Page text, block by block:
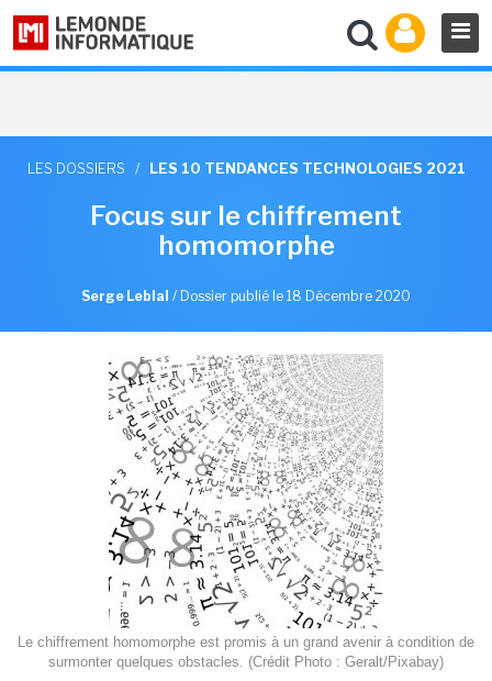
LES DOSSIERS / LES 10 TENDANCES TECHNOLOGIES 2021
Focus sur le chiffrement
homomorphe
Serge Leblal / Dossier publié le 18 Décembre 2020
Le chiffrement homomorphe est promis à un grand avenir à condition de
surmonter quelques obstacles. (Crédit Photo : Geralt/Pixabay)